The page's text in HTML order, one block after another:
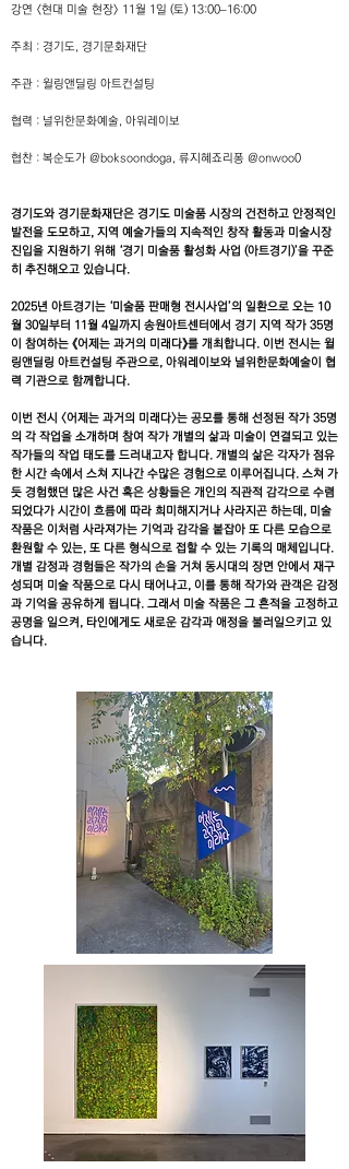
강연 〈현대 미술 현장〉 11월 1일 (토) 13:00–16:00
주최 : 경기도, 경기문화재단
주관 : 윌링앤딜링 아트컨설팅
협력 : 널위한문화예술, 아워레이보
협찬 : 복순도가 @boksoondoga, 류지혜죠리퐁 @onwoo0
경기도와 경기문화재단은 경기도 미술품 시장의 건전하고 안정적인
발전을 도모하고, 지역 예술가들의 지속적인 창작 활동과 미술시장
진입을 지원하기 위해 ‘경기 미술품 활성화 사업 (아트경기)’을 꾸준
히 추진해오고 있습니다.
2025년 아트경기는 ‘미술품 판매형 전시사업’의 일환으로 오는 10
월 30일부터 11월 4일까지 송원아트센터에서 경기 지역 작가 35명
이 참여하는 《어제는 과거의 미래다》를 개최합니다. 이번 전시는 윌
링앤딜링 아트컨설팅 주관으로, 아워레이보와 널위한문화예술이 협
력 기관으로 함께합니다.
이번 전시 <어제는 과거의 미래다>는 공모를 통해 선정된 작가 35명
의 각 작업을 소개하며 참여 작가 개별의 삶과 미술이 연결되고 있는
작가들의 작업 태도를 드러내고자 합니다. 개별의 삶은 각자가 점유
한 시간 속에서 스쳐 지나간 수많은 경험으로 이루어집니다. 스쳐 가
듯 경험했던 많은 사건 혹은 상황들은 개인의 직관적 감각으로 수렴
되었다가 시간이 흐름에 따라 희미해지거나 사라지곤 하는데, 미술
작품은 이처럼 사라져가는 기억과 감각을 붙잡아 또 다른 모습으로
환원할 수 있는, 또 다른 형식으로 접할 수 있는 기록의 매체입니다.
개별 감정과 경험들은 작가의 손을 거쳐 동시대의 장면 안에서 재구
성되며 미술 작품으로 다시 태어나고, 이를 통해 작가와 관객은 감정
과 기억을 공유하게 됩니다. 그래서 미술 작품은 그 흔적을 고정하고
공명을 일으켜, 타인에게도 새로운 감각과 애정을 불러일으키고 있
습니다.